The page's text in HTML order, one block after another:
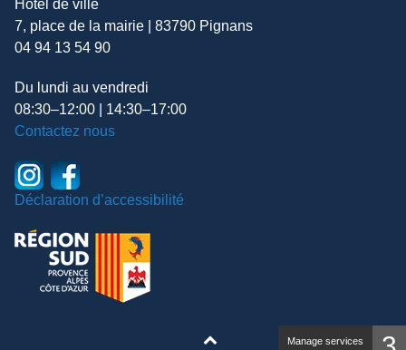
Hôtel de ville
7, place de la mairie | 83790 Pignans
04 94 13 54 90
Du lundi au vendredi
08:30–12:00 | 14:30–17:00
Contactez nous
Déclaration d’accessibilité
Manage services